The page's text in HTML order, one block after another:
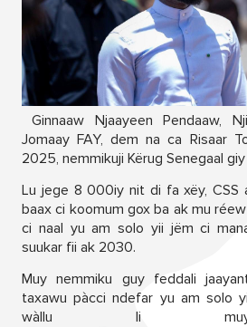
Ginnaaw Njaayeen Pendaaw,
Jomaay FAY, dem na ca Risaar
2025, nemmikuji Kërug Senegaal
Lu jege 8 000iy nit di fa xëy, CSS
baax ci koomum gox ba ak mu
ci naal yu am solo yii jëm ci
suukar fii ak 2030.
Muy nemmiku guy feddali
taxawu pàcci ndefar yu am solo
wàllu li muy